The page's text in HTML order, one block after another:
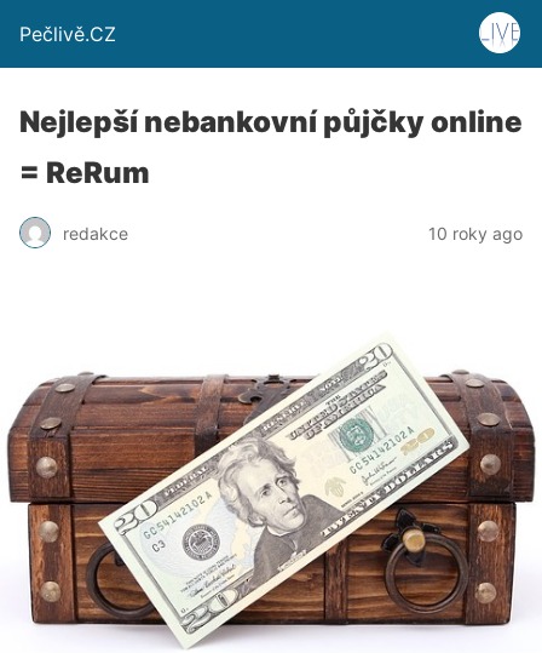
Pečlivě.CZ
Nejlepší nebankovní půjčky online
= ReRum
redakce 10 roky ago